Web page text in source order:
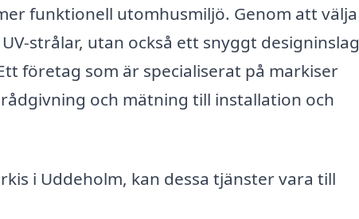
funktionell utomhusmiljö. Genom att välja
strålar, utan också ett snyggt designinslag
företag som är specialiserat på markiser
och mätning till installation och
i Uddeholm, kan dessa tjänster vara till